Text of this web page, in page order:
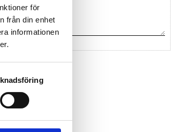
för
från din enhet
informationen